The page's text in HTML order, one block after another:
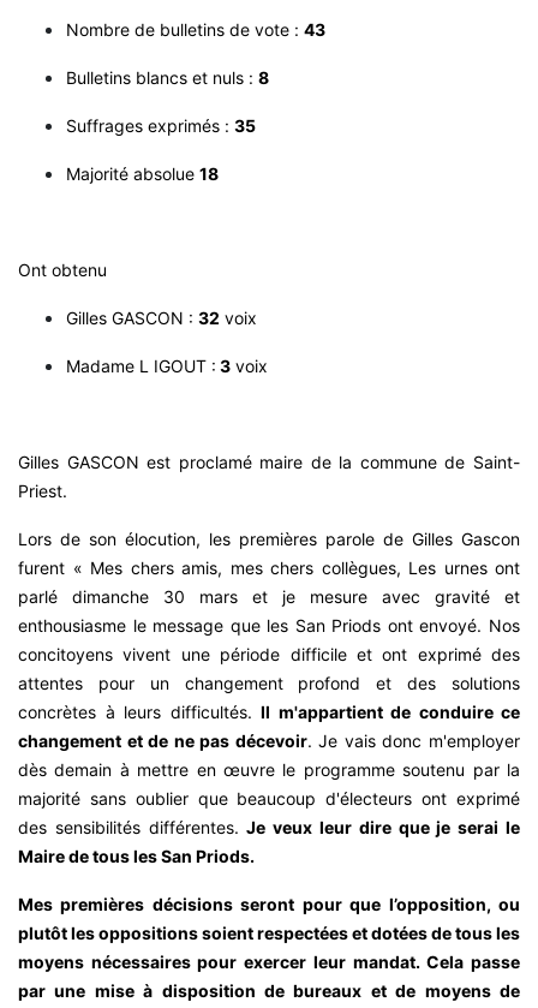
Nombre de bulletins de vote : 43
Bulletins blancs et nuls : 8
Suffrages exprimés : 35
Majorité absolue 18
Ont obtenu
Gilles GASCON : 32 voix
Madame L IGOUT : 3 voix
Gilles GASCON est proclamé maire de la commune de Saint-
Priest.
Lors de son élocution, les premières parole de Gilles Gascon
furent « Mes chers amis, mes chers collègues, Les urnes ont
parlé dimanche 30 mars et je mesure avec gravité et
enthousiasme le message que les San Priods ont envoyé. Nos
concitoyens vivent une période difficile et ont exprimé des
attentes pour un changement profond et des solutions
concrètes à leurs difficultés. Il m'appartient de conduire ce
changement et de ne pas décevoir. Je vais donc m'employer
dès demain à mettre en œuvre le programme soutenu par la
majorité sans oublier que beaucoup d'électeurs ont exprimé
des sensibilités différentes.Je veux leur dire que je serai le
Maire de tous les San Priods.
Mes premières décisions seront pour que l’opposition, ou
plutôt les oppositions soient respectées et dotées de tous les
moyens nécessaires pour exercer leur mandat. Cela passe
par une mise à disposition de bureaux et de moyens de